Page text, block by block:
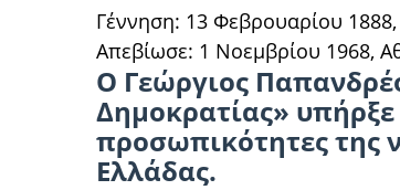
Γέννηση: 13 Φεβρουαρίου 1888,
Απεβίωσε: 1 Νοεμβρίου 1968,
Ο Γεώργιος
Δημοκρατίας» υπήρξε
προσωπικότητες της
Ελλάδας.